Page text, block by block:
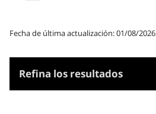
Refina los resultados
Tesauro
Fecha de última actualización: 01/08/2026